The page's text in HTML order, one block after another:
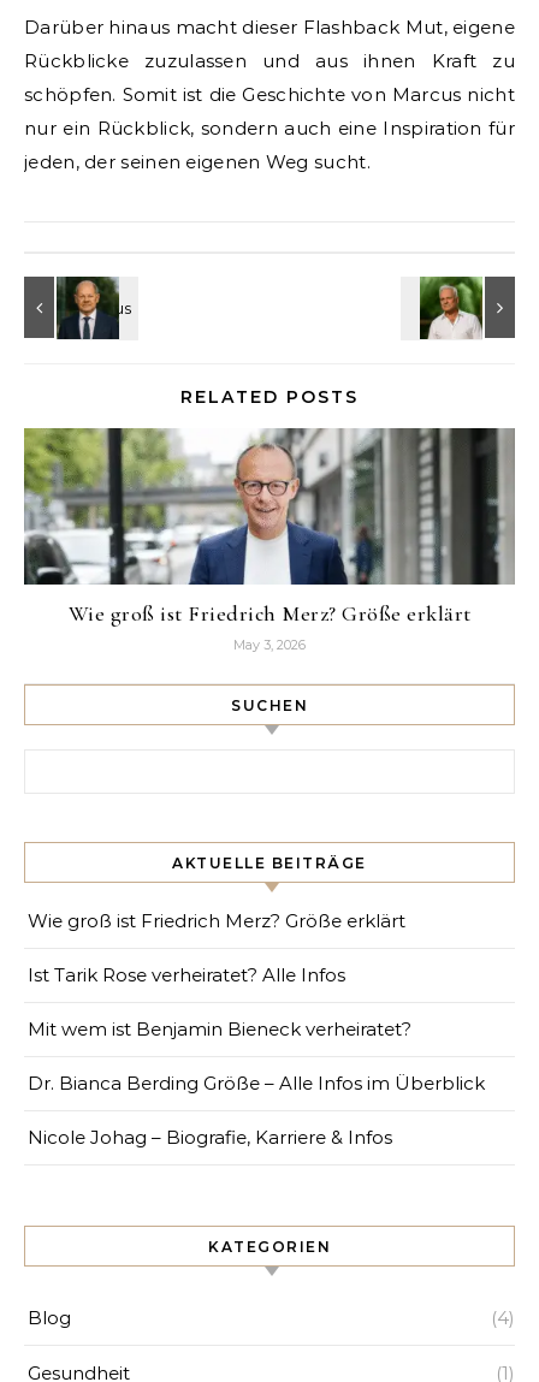
Darüber hinaus macht dieser Flashback Mut, eigene
Rückblicke zuzulassen und aus ihnen Kraft zu
schöpfen. Somit ist die Geschichte von Marcus nicht
nur ein Rückblick, sondern auch eine Inspiration für
jeden, der seinen eigenen Weg sucht.
RELATED POSTS
Wie groß ist Friedrich Merz? Größe erklärt
May 3, 2026
SUCHEN
AKTUELLE BEITRÄGE
Wie groß ist Friedrich Merz? Größe erklärt
Ist Tarik Rose verheiratet? Alle Infos
Mit wem ist Benjamin Bieneck verheiratet?
Dr. Bianca Berding Größe – Alle Infos im Überblick
Nicole Johag – Biografie, Karriere & Infos
KATEGORIEN
Blog (4)
Gesundheit (1)